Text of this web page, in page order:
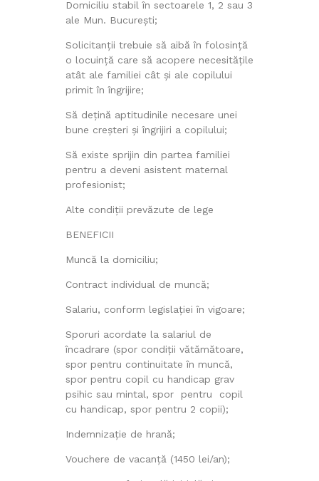
Domiciliu stabil în sectoarele 1, 2 sau 3
ale Mun. București;
Solicitanții trebuie să aibă în folosință
o locuință care să acopere necesitățile
atât ale familiei cât și ale copilului
primit în îngrijire;
Să dețină aptitudinile necesare unei
bune creșteri și îngrijiri a copilului;
Să existe sprijin din partea familiei
pentru a deveni asistent maternal
profesionist;
Alte condiții prevăzute de lege
BENEFICII
Muncă la domiciliu;
Contract individual de muncă;
Salariu, conform legislației în vigoare;
Sporuri acordate la salariul de
încadrare (spor condiții vătămătoare,
spor pentru continuitate în muncă,
spor pentru copil cu handicap grav
psihic sau mintal, spor pentru copil
cu handicap, spor pentru 2 copii);
Indemnizație de hrană;
Vouchere de vacanță (1450 lei/an);